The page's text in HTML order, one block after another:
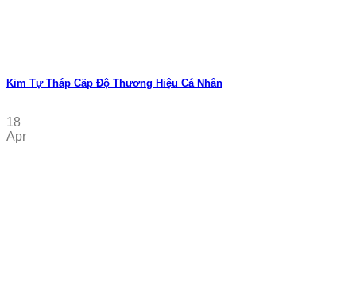
Kim Tự Tháp Cấp Độ Thương Hiệu Cá Nhân
18
Apr